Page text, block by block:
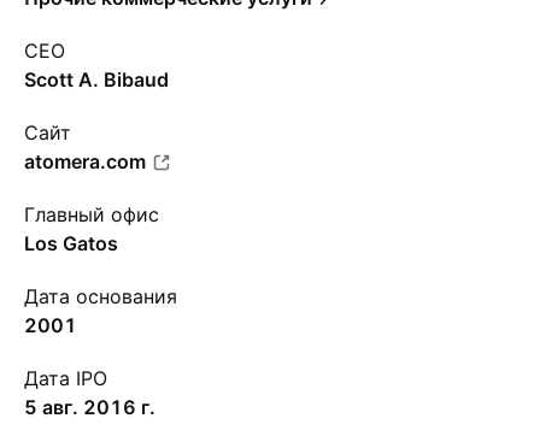
CEO
Scott A. Bibaud
Сайт
atomera.com
Главный офис
Los Gatos
Дата основания
2001
Дата IPO
5 авг. 2016 г.